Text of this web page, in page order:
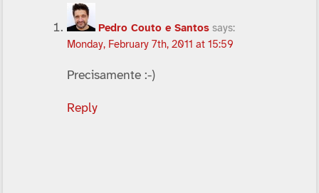
Pedro Couto e Santos says:
Monday, February 7th, 2011 at 15:59
Precisamente :-)
Reply